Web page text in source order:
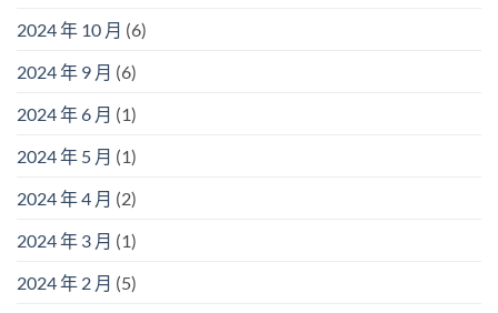
2024 年 10 月 (6)
2024 年 9 月 (6)
2024 年 6 月 (1)
2024 年 5 月 (1)
2024 年 4 月 (2)
2024 年 3 月 (1)
2024 年 2 月 (5)